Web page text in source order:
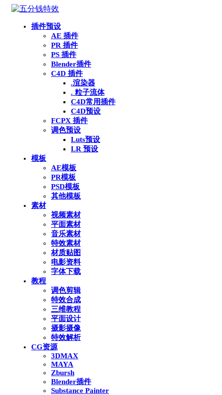
插件预设
AE 插件
PR 插件
PS 插件
Blender插件
C4D 插件
.渲染器
. 粒子流体
C4D常用插件
C4D预设
FCPX 插件
调色预设
Luts预设
LR 预设
模板
AE模板
PR模板
PSD模板
其他模板
素材
视频素材
平面素材
音乐素材
特效素材
材质贴图
电影资料
字体下载
教程
调色剪辑
特效合成
三维教程
平面设计
摄影摄像
特效解析
CG资源
3DMAX
MAYA
Zbursh
Blender插件
Substance Painter